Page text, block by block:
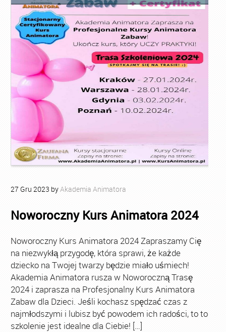
27 Gru 2023 byAkademia Animatora
Noworoczny Kurs Animatora 2024
Noworoczny Kurs Animatora 2024 Zapraszamy Cię
na niezwykłą przygodę, która sprawi, że każde
dziecko na Twojej twarzy będzie miało uśmiech!
Akademia Animatora rusza w Noworoczną Trasę
2024 i zaprasza na Profesjonalny Kurs Animatora
Zabaw dla Dzieci. Jeśli kochasz spędzać czas z
najmłodszymi i lubisz być powodem ich radości, to to
szkolenie jest idealne dla Ciebie! […]